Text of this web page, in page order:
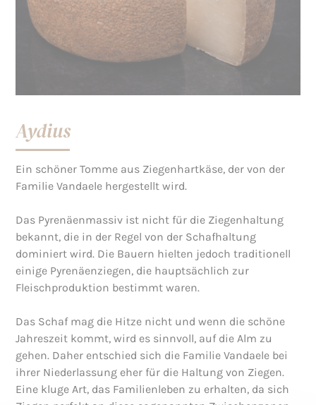
Aydius
Ein schöner Tomme aus Ziegenhartkäse, der von der
Familie Vandaele hergestellt wird.
Das Pyrenäenmassiv ist nicht für die Ziegenhaltung
bekannt, die in der Regel von der Schafhaltung
dominiert wird. Die Bauern hielten jedoch traditionell
einige Pyrenäenziegen, die hauptsächlich zur
Fleischproduktion bestimmt waren.
Das Schaf mag die Hitze nicht und wenn die schöne
Jahreszeit kommt, wird es sinnvoll, auf die Alm zu
gehen. Daher entschied sich die Familie Vandaele bei
ihrer Niederlassung eher für die Haltung von Ziegen.
Eine kluge Art, das Familienleben zu erhalten, da sich